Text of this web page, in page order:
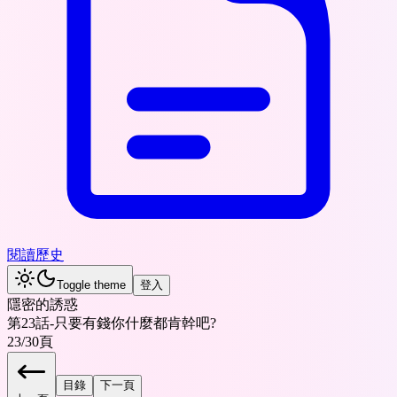
閱讀歷史
Toggle theme 登入
隱密的誘惑
第23話-只要有錢你什麼都肯幹吧?
23/30頁
目錄 下一頁